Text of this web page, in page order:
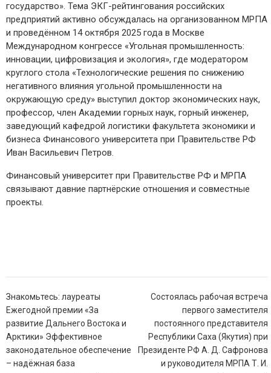
государство». Тема ЭКГ-рейтингования российских
предприятий активно обсуждалась на организованном МРПА
и проведённом 14 октября 2025 года в Москве
Международном конгрессе «Угольная промышленность:
инновации, цифровизация и экология», где модератором
круглого стола «Технологические решения по снижению
негативного влияния угольной промышленности на
окружающую среду» выступил доктор экономических наук,
профессор, член Академии горных наук, горный инженер,
заведующий кафедрой логистики факультета экономики и
бизнеса Финансового университета при Правительстве РФ
Иван Васильевич Петров.
Финансовый университет при Правительстве РФ и МРПА
связывают давние партнёрские отношения и совместные
проекты.
Навигация
по
записям
Знакомьтесь: лауреаты
Ежегодной премии «За
развитие Дальнего Востока и
Арктики» Эффективное
законодательное обеспечение
– надёжная база
Состоялась рабочая встреча
первого заместителя
постоянного представителя
Республики Саха (Якутия) при
Президенте РФ А. Д. Сафронова
и руководителя МРПА Т. И.